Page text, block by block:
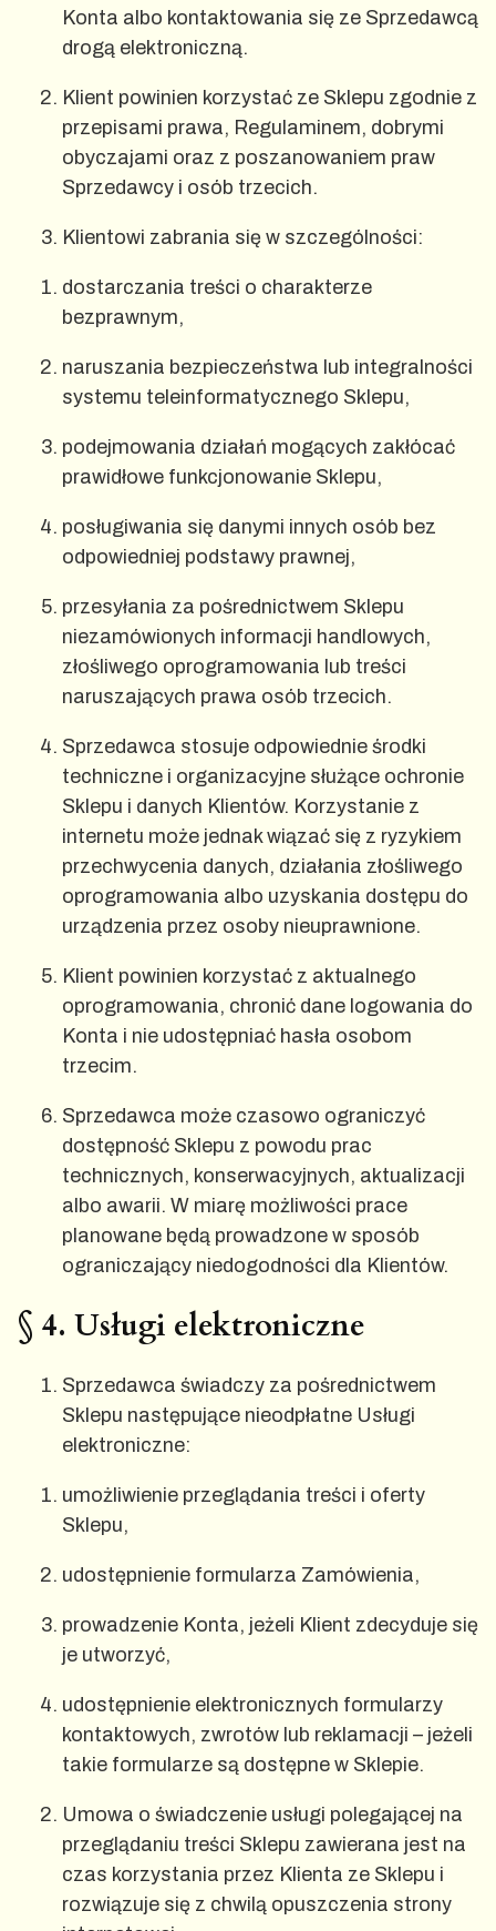
Konta albo kontaktowania się ze Sprzedawcą
drogą elektroniczną.
Klient powinien korzystać ze Sklepu zgodnie z
przepisami prawa, Regulaminem, dobrymi
obyczajami oraz z poszanowaniem praw
Sprzedawcy i osób trzecich.
Klientowi zabrania się w szczególności:
dostarczania treści o charakterze
bezprawnym,
naruszania bezpieczeństwa lub integralności
systemu teleinformatycznego Sklepu,
podejmowania działań mogących zakłócać
prawidłowe funkcjonowanie Sklepu,
posługiwania się danymi innych osób bez
odpowiedniej podstawy prawnej,
przesyłania za pośrednictwem Sklepu
niezamówionych informacji handlowych,
złośliwego oprogramowania lub treści
naruszających prawa osób trzecich.
Sprzedawca stosuje odpowiednie środki
techniczne i organizacyjne służące ochronie
Sklepu i danych Klientów. Korzystanie z
internetu może jednak wiązać się z ryzykiem
przechwycenia danych, działania złośliwego
oprogramowania albo uzyskania dostępu do
urządzenia przez osoby nieuprawnione.
Klient powinien korzystać z aktualnego
oprogramowania, chronić dane logowania do
Konta i nie udostępniać hasła osobom
trzecim.
Sprzedawca może czasowo ograniczyć
dostępność Sklepu z powodu prac
technicznych, konserwacyjnych, aktualizacji
albo awarii. W miarę możliwości prace
planowane będą prowadzone w sposób
ograniczający niedogodności dla Klientów.
§ 4. Usługi elektroniczne
Sprzedawca świadczy za pośrednictwem
Sklepu następujące nieodpłatne Usługi
elektroniczne:
umożliwienie przeglądania treści i oferty
Sklepu,
udostępnienie formularza Zamówienia,
prowadzenie Konta, jeżeli Klient zdecyduje się
je utworzyć,
udostępnienie elektronicznych formularzy
kontaktowych, zwrotów lub reklamacji – jeżeli
takie formularze są dostępne w Sklepie.
Umowa o świadczenie usługi polegającej na
przeglądaniu treści Sklepu zawierana jest na
czas korzystania przez Klienta ze Sklepu i
rozwiązuje się z chwilą opuszczenia strony